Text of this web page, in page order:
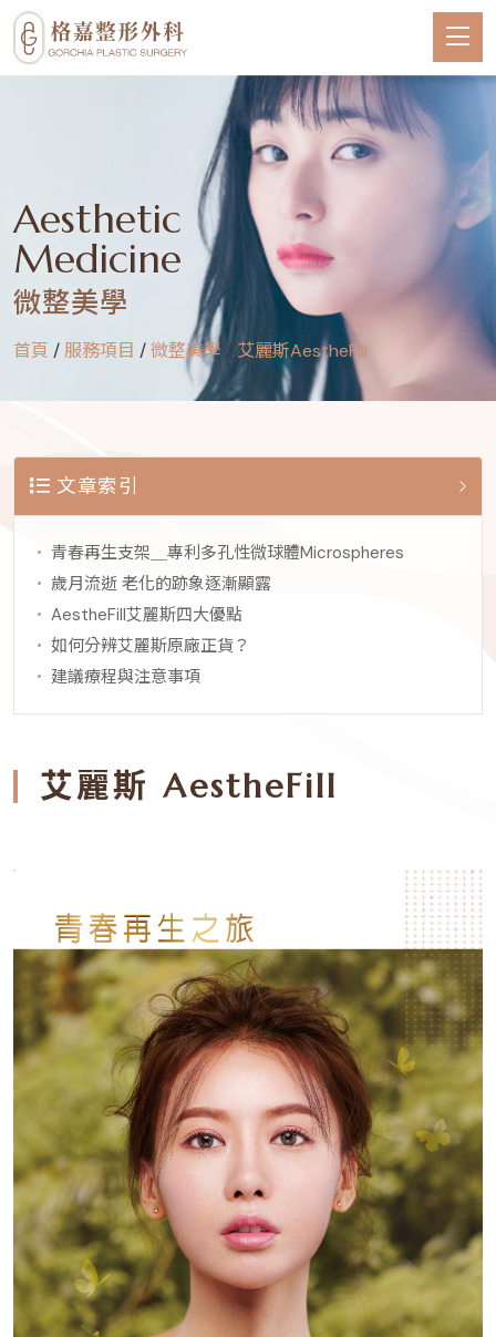
Aesthetic
Medicine
微整美學
首頁 / 服務項目 /微整美學 /艾麗斯AestheFill
文章索引
青春再生支架＿專利多孔性微球體Microspheres
歲月流逝 老化的跡象逐漸顯露
AestheFill艾麗斯四大優點
如何分辨艾麗斯原廠正貨？
建議療程與注意事項
艾麗斯 AestheFill